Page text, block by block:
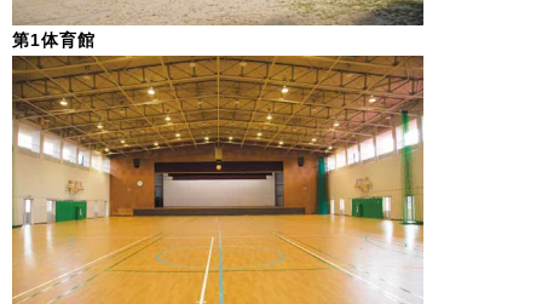
第1体育館